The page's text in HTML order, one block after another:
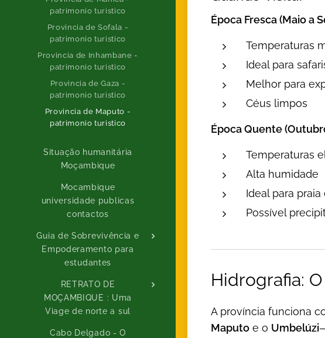
patrimonio turistico
Provincia de Sofala -
patrimonio turistico
Provincia de Inhambane -
patrimonio turistico
Provincia de Gaza -
patrimonio turistico
Provincia de Maputo -
patrimonio turistico
Situação humanitária
Moçambique
Mocambique
universidade publicas
contactos
Guia de Sobrevivência e
Empoderamento para
estudantes
RETRATO DE
MOÇAMBIQUE : Uma
Viage de norte a sul
Cabo Delgado - O
Época Fresca (Maio a
Temperaturas
Ideal para
Melhor para
Céus limpos
Época Quente
Temperaturas
Alta humidade
Ideal para
Possível
Hidrografia:
A província funciona
Maputo e o Umbelúzi